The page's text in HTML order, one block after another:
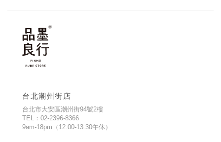
台北潮州街店
台北市大安區潮州街94號2樓
TEL：02-2396-8366
9am-18pm（12:00-13:30午休）